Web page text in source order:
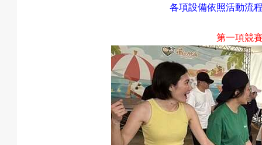
各項設備依照活動流
第一項競